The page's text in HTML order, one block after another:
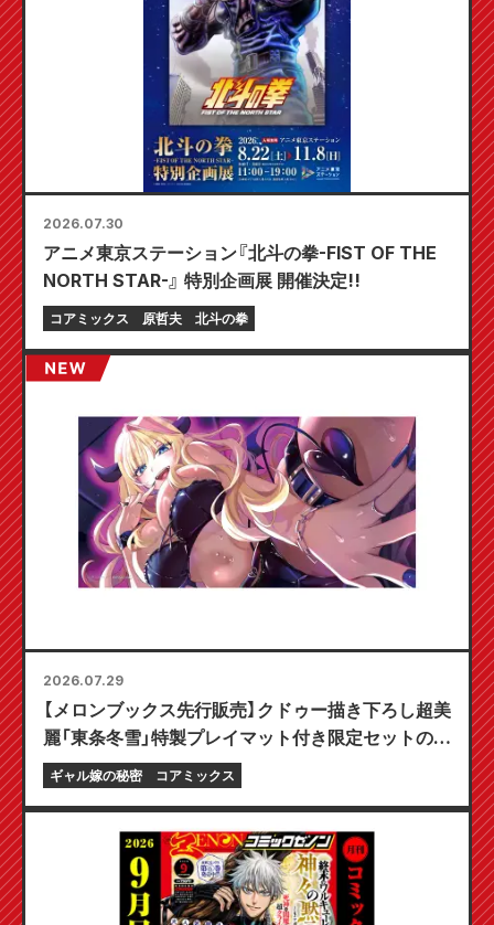
2026.07.30
アニメ東京ステーション『北斗の拳-FIST OF THE
NORTH STAR-』 特別企画展 開催決定!!
コアミックス 原哲夫 北斗の拳
2026.07.29
【メロンブックス先行販売】クドゥー描き下ろし超美
麗「東条冬雪」特製プレイマット付き限定セットの予
約受付開始！『ギャル嫁の秘密』最新第6巻が10月20
日発売予定！
ギャル嫁の秘密 コアミックス